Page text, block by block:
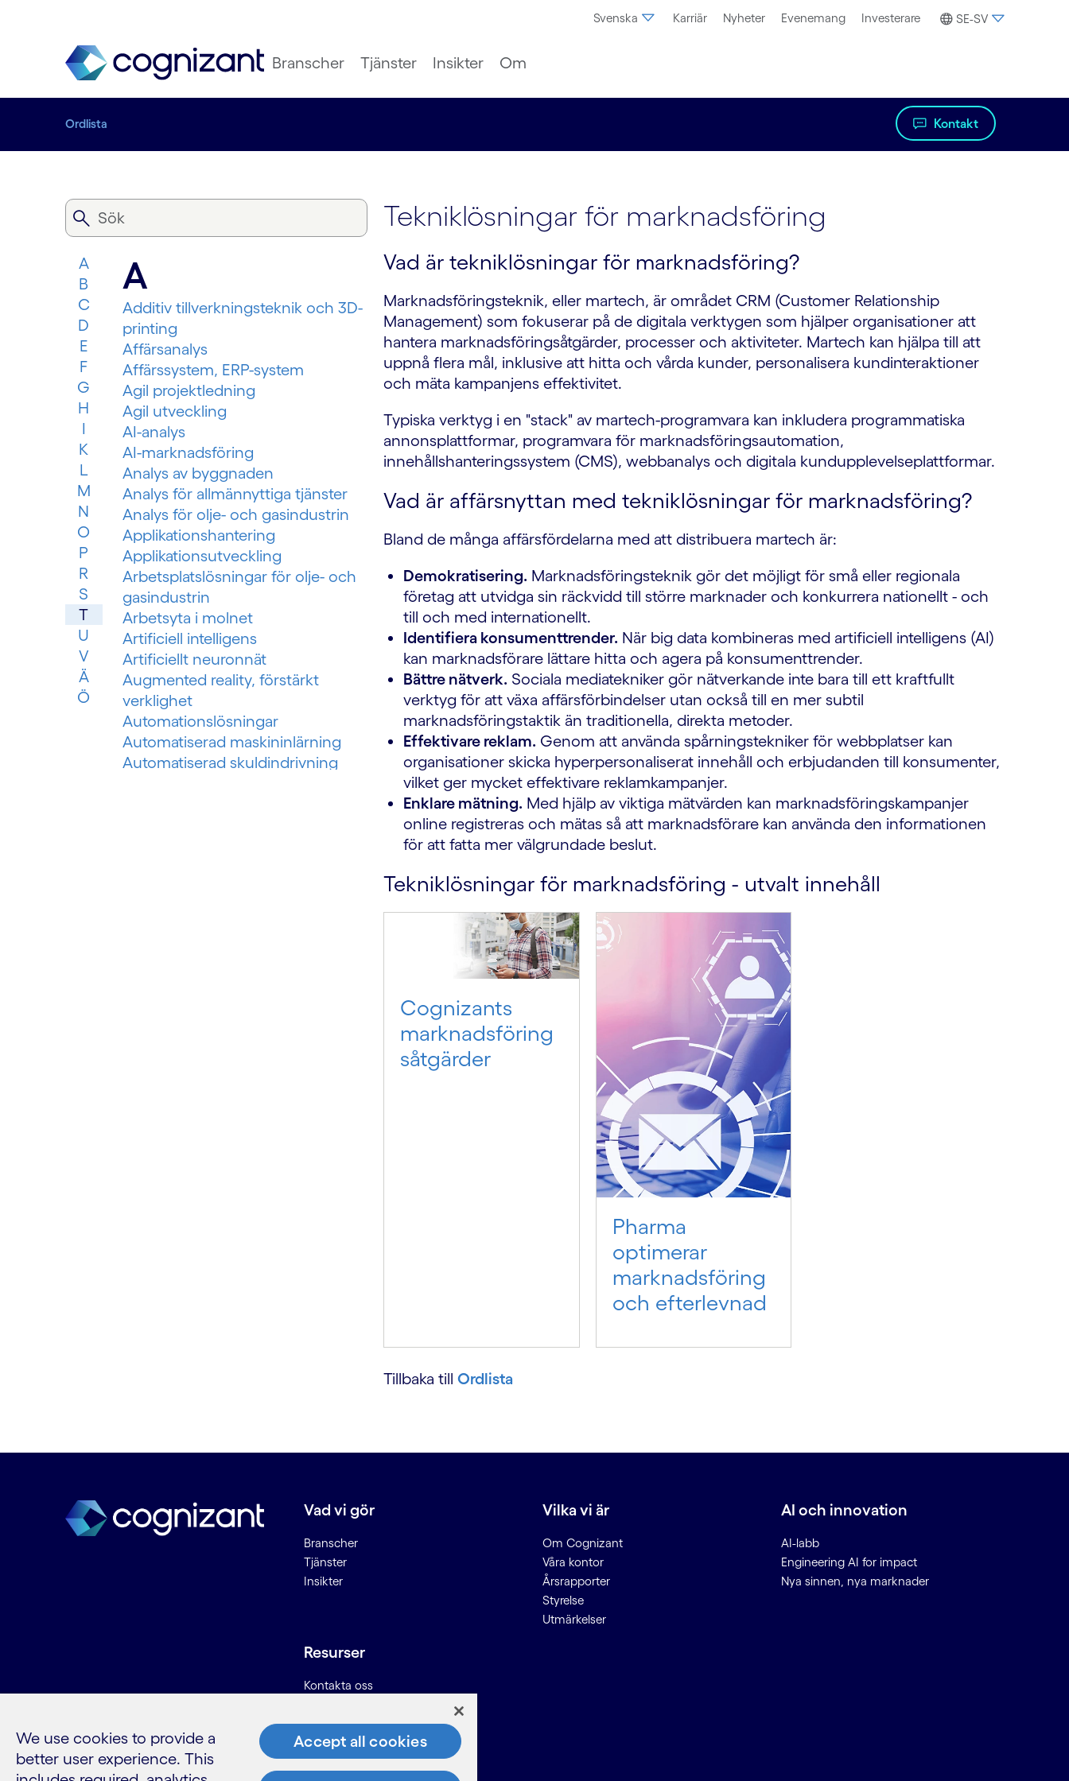
Svenska Karriär Nyheter Evenemang Investerare SE-SV
Branscher Tjänster Insikter Om
Ordlista Kontakt
A
B
C
D
E
F
G
H
I
K
L
M
N
O
P
R
S
T
U
V
Ä
Ö
A
Additiv tillverkningsteknik och 3D-
printing
Affärsanalys
Affärssystem, ERP-system
Agil projektledning
Agil utveckling
AI-analys
AI-marknadsföring
Analys av byggnaden
Analys för allmännyttiga tjänster
Analys för olje- och gasindustrin
Applikationshantering
Applikationsutveckling
Arbetsplatslösningar för olje- och
gasindustrin
Arbetsyta i molnet
Artificiell intelligens
Artificiellt neuronnät
Augmented reality, förstärkt
verklighet
Automationslösningar
Automatiserad maskininlärning
Automatiserad skuldindrivning
fastighetsförsäkring
Dataekosystem, ekosystem för
Datautvinning
Datavetenskap
Datorstödd analys av bedrägerier
Tekniklösningar för marknadsföring
Vad är tekniklösningar för marknadsföring?
Marknadsföringsteknik, eller martech, är området CRM (Customer Relationship
Management) som fokuserar på de digitala verktygen som hjälper organisationer att
hantera marknadsföringsåtgärder, processer och aktiviteter. Martech kan hjälpa till att
uppnå flera mål, inklusive att hitta och vårda kunder, personalisera kundinteraktioner
och mäta kampanjens effektivitet.
Typiska verktyg i en "stack" av martech-programvara kan inkludera programmatiska
annonsplattformar, programvara för marknadsföringsautomation,
innehållshanteringssystem (CMS), webbanalys och digitala kundupplevelseplattformar.
Vad är affärsnyttan med tekniklösningar för marknadsföring?
Bland de många affärsfördelarna med att distribuera martech är:
Demokratisering. Marknadsföringsteknik gör det möjligt för små eller regionala
företag att utvidga sin räckvidd till större marknader och konkurrera nationellt - och
till och med internationellt.
Identifiera konsumenttrender. När big data kombineras med artificiell intelligens (AI)
kan marknadsförare lättare hitta och agera på konsumenttrender.
Bättre nätverk. Sociala mediatekniker gör nätverkande inte bara till ett kraftfullt
verktyg för att växa affärsförbindelser utan också till en mer subtil
marknadsföringstaktik än traditionella, direkta metoder.
Effektivare reklam. Genom att använda spårningstekniker för webbplatser kan
organisationer skicka hyperpersonaliserat innehåll och erbjudanden till konsumenter,
vilket ger mycket effektivare reklamkampanjer.
Enklare mätning. Med hjälp av viktiga mätvärden kan marknadsföringskampanjer
online registreras och mätas så att marknadsförare kan använda den informationen
för att fatta mer välgrundade beslut.
Tekniklösningar för marknadsföring - utvalt innehåll
Cognizants
marknadsföring
såtgärder
Pharma
optimerar
marknadsföring
och efterlevnad
Tillbaka till Ordlista
Vad vi gör
Branscher
Tjänster
Insikter
Vilka vi är
Om Cognizant
Våra kontor
Årsrapporter
Styrelse
Utmärkelser
AI och innovation
AI-labb
Engineering AI for impact
Nya sinnen, nya marknader
Resurser
Kontakta oss
Information till leverantörer
Ordlista
We use cookies to provide a
better user experience. This
Accept all cookies